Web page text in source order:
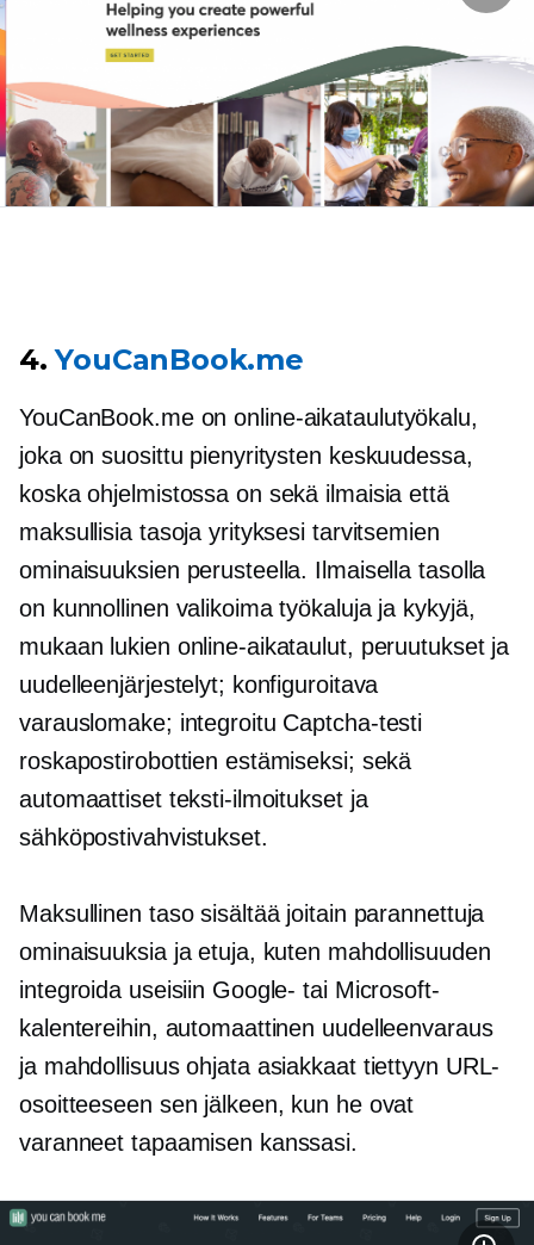
4.YouCanBook.me
YouCanBook.me on online-aikataulutyökalu,
joka on suosittu pienyritysten keskuudessa,
koska ohjelmistossa on sekä ilmaisia ​​että
maksullisia tasoja yrityksesi tarvitsemien
ominaisuuksien perusteella. Ilmaisella tasolla
on kunnollinen valikoima työkaluja ja kykyjä,
mukaan lukien online-aikataulut, peruutukset ja
uudelleenjärjestelyt; konfiguroitava
varauslomake; integroitu Captcha-testi
roskapostirobottien estämiseksi; sekä
automaattiset teksti-ilmoitukset ja
sähköpostivahvistukset.
Maksullinen taso sisältää joitain parannettuja
ominaisuuksia ja etuja, kuten mahdollisuuden
integroida useisiin Google- tai Microsoft-
kalentereihin, automaattinen uudelleenvaraus
ja mahdollisuus ohjata asiakkaat tiettyyn URL-
osoitteeseen sen jälkeen, kun he ovat
varanneet tapaamisen kanssasi.